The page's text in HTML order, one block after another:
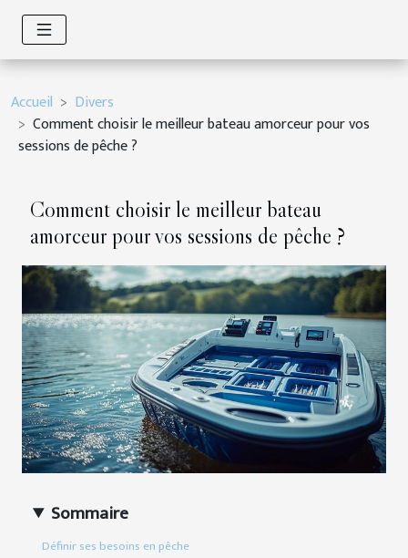
Accueil
Divers
Comment choisir le meilleur bateau amorceur pour vos
sessions de pêche ?
Comment choisir le meilleur bateau
amorceur pour vos sessions de pêche ?
Sommaire
Définir ses besoins en pêche